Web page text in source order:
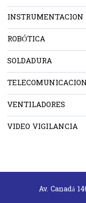
INSTRUMENTACION
ROBÓTICA
SOLDADURA
VENTILADORES
VIDEO VIGILANCIA
Av. Canadá